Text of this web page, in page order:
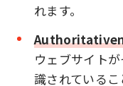
れます。
ウェブサイト
識されている